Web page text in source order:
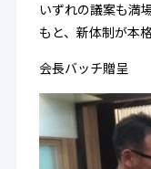
いずれの議案も満
もと、新体制が本
会長バッチ贈呈